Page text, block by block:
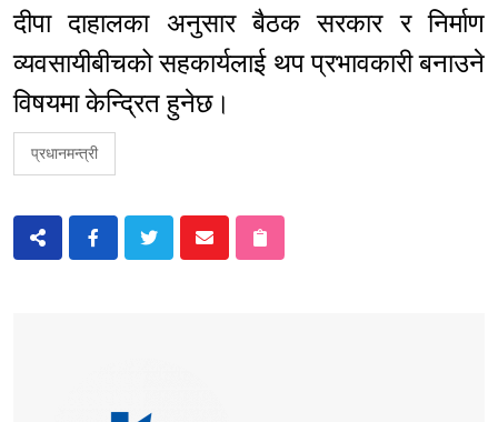
दीपा दाहालका अनुसार बैठक सरकार र निर्माण
व्यवसायीबीचको सहकार्यलाई थप प्रभावकारी बनाउने
विषयमा केन्द्रित हुनेछ।
प्रधानमन्त्री